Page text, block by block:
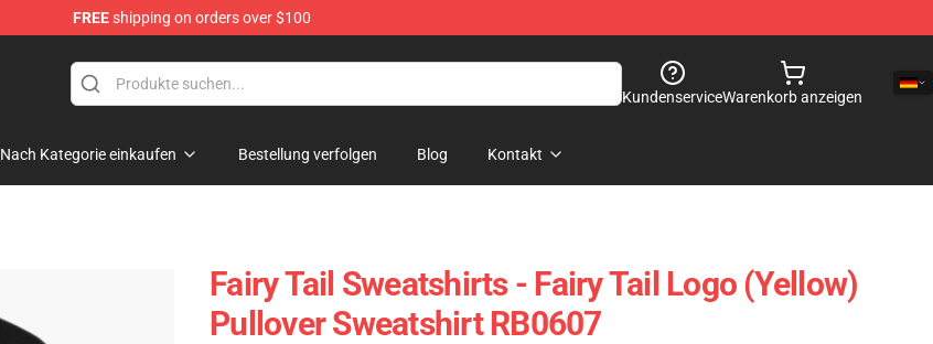
FREEshipping on orders over $100
KundenserviceWarenkorb anzeigen
Nach Kategorie einkaufen Bestellung verfolgen Blog Kontakt
Fairy Tail Sweatshirts - Fairy Tail Logo (Yellow)
Pullover Sweatshirt RB0607